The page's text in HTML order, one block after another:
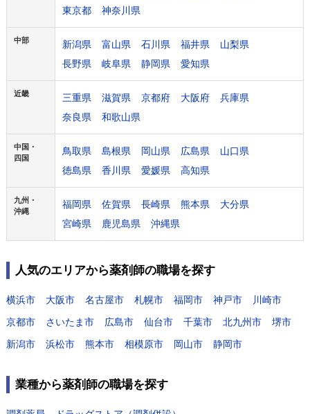
東京都
神奈川県
中部 新潟県 富山県 石川県 福井県
山梨県
長野県
岐阜県 静岡県 愛知県
近畿 三重県 滋賀県 京都府 大阪府
兵庫県
奈良県
和歌山県
中国・
四国
鳥取県 島根県 岡山県 広島県
山口県
徳島県
香川県 愛媛県 高知県
九州・
沖縄
福岡県 佐賀県 長崎県 熊本県
大分県
宮崎県
鹿児島県 沖縄県
人気のエリアから薬剤師の職場を探す
横浜市 大阪市 名古屋市 札幌市 福岡市 神戸市
川崎市
京都市
さいたま市 広島市 仙台市 千葉市 北九州市
堺市
新潟市
浜松市 熊本市 相模原市 岡山市 静岡市
業種から薬剤師の職場を探す